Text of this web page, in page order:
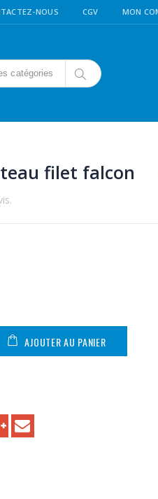
NOUS CGV MON
catégories
filet falcon
AJOUTER AU PANIER